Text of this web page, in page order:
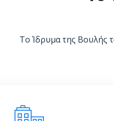
Το Ίδρυμα της Βουλής